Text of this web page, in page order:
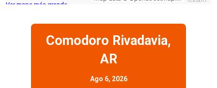
Ver mapa más grande
Comodoro Rivadavia,
AR
Ago 6, 2026